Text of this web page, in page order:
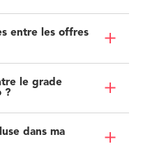
entre les offres
le grade
?
dans ma